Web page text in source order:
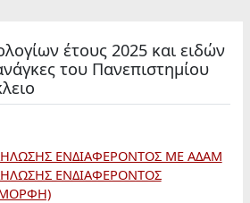
έτους 2025 και ειδών
του Πανεπιστημίου
ΕΝΔΙΑΦΕΡΟΝΤΟΣ ΜΕ ΑΔΑΜ
ΕΝΔΙΑΦΕΡΟΝΤΟΣ
ΜΟΡΦΗ)